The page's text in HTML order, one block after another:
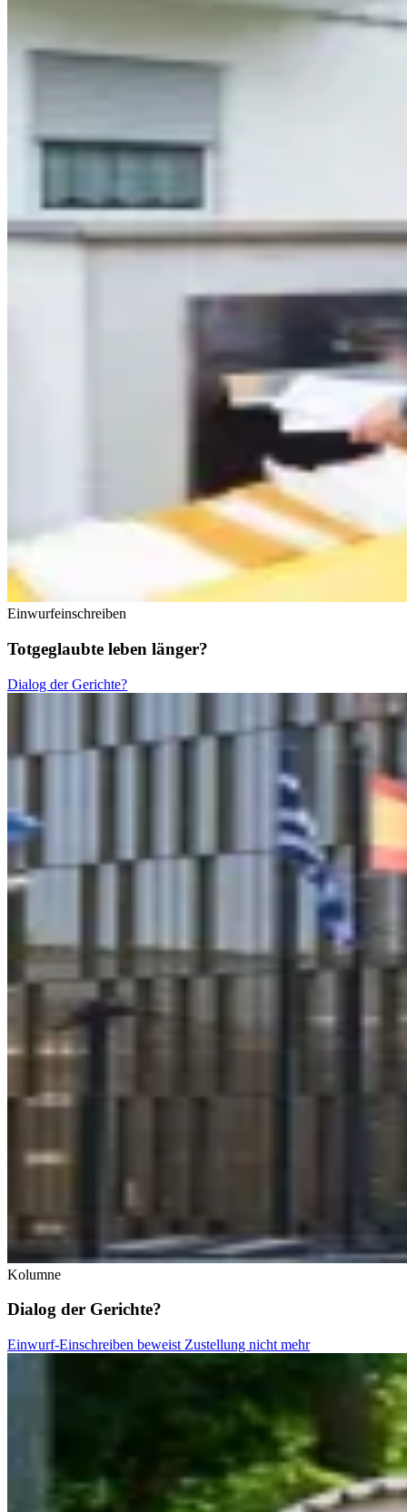
Einwurfeinschreiben
Totgeglaubte leben länger?
Dialog der Gerichte?
Kolumne
Dialog der Gerichte?
Einwurf-Einschreiben beweist Zustellung nicht mehr